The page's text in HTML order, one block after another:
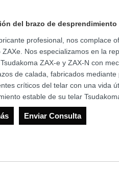
del brazo de desprendimiento
profesional, nos complace
ZAXe. Nos especializamos en la
ZAX-e y ZAX-N con
de calada, fabricados
críticos del telar con una vida
estable de su telar
Enviar Consulta